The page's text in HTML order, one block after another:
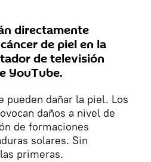
directamente
de piel en la
de televisión
YouTube.
pueden dañar la piel. Los
daños a nivel de
de formaciones
solares. Sin
primeras.